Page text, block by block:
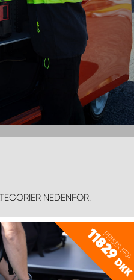
NEDENFOR.
PRISER FRA
11829
DKK